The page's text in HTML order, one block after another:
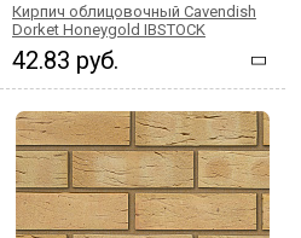
Кирпич облицовочный Cavendish
Dorket Honeygold IBSTOCK
42.83 руб.